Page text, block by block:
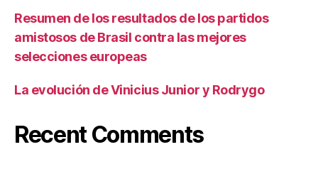
Resumen de los resultados de los partidos
amistosos de Brasil contra las mejores
selecciones europeas
La evolución de Vinicius Junior y Rodrygo
Recent Comments